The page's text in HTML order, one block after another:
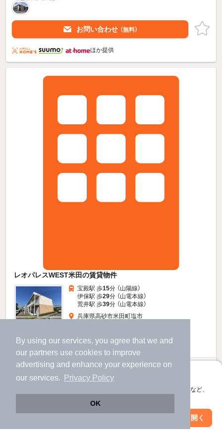
By using our services, you agree that we and
our partners use cookies to improve
advertising and enhance your experience on
our services.
Privacy Policy
OK
アプリに切り替えて、サクサクお部屋探し
会員登録なしですぐ使える。マップ検索やお気に入り保存など、
アプリを開く
お問い合わせ （無料）
ほか提供
レオパレスWEST米田の賃貸物件
宝殿駅 歩15分 （山陽線）
伊保駅 歩29分 （山電本線）
荒井駅 歩39分 （山電本線）
兵庫県高砂市米田町塩市
駐車場あり 駐輪場あり 宅配ボックス
（管理費6,000円）
不要
1.0ヶ月
絞り込み条件を変更